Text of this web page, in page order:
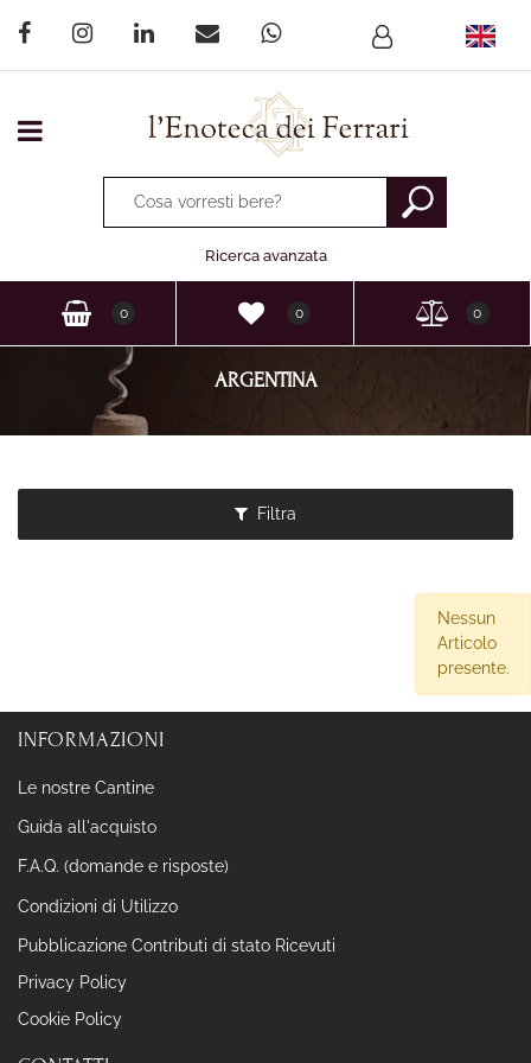
Open menu
La modifica di un filtro aggiorna automaticamente gli
Ricerca avanzata
0 0 0
ARGENTINA
Filtra
Nessun
Articolo
presente.
INFORMAZIONI
Le nostre Cantine
Guida all'acquisto
F.A.Q. (domande e risposte)
Condizioni di Utilizzo
Pubblicazione Contributi di stato Ricevuti
Privacy Policy
Cookie Policy